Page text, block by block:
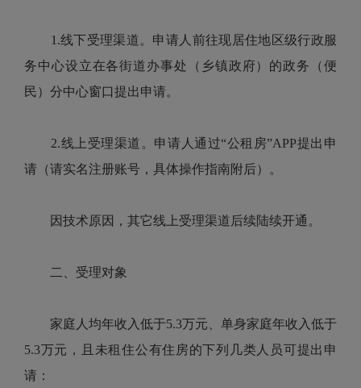
1.线下受理渠道。申请人前往现居住地区级行政服
务中心设立在各街道办事处（乡镇政府）的政务（便
民）分中心窗口提出申请。
2.线上受理渠道。申请人通过“公租房”APP提出申
请（请实名注册账号，具体操作指南附后）。
因技术原因，其它线上受理渠道后续陆续开通。
二、受理对象
家庭人均年收入低于5.3万元、单身家庭年收入低于
5.3万元，且未租住公有住房的下列几类人员可提出申
请：